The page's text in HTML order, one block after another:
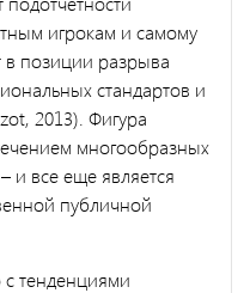
игрокам и самому
в позиции разрыва
стандартов и
2013). Фигура
многообразных
и все еще является
публичной
с тенденциями